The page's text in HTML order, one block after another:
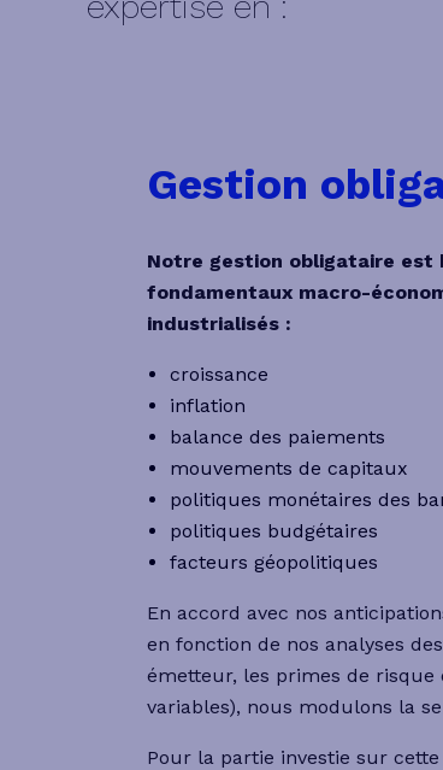
Gestion
Notre gestion obligataire est
fondamentaux macro-
industrialisés :
croissance
inflation
balance des paiements
mouvements de capitaux
politiques monétaires des
politiques budgétaires
facteurs géopolitiques
En accord avec nos
en fonction de nos analyses
émetteur, les primes de risque
variables), nous modulons la
Pour la partie investie sur cette